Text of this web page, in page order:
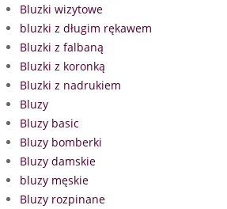
Bluzki wizytowe
bluzki z długim rękawem
Bluzki z falbaną
Bluzki z koronką
Bluzki z nadrukiem
Bluzy
Bluzy basic
Bluzy bomberki
Bluzy damskie
bluzy męskie
Bluzy rozpinane